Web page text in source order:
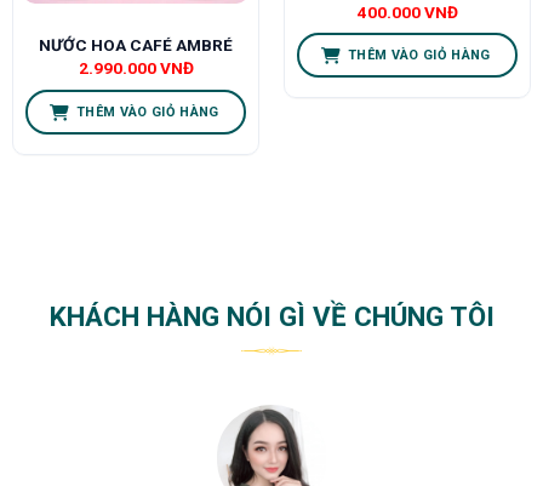
NƯỚC HOA CAFÉ AMBRÉ
2.990.000VNĐ
THÊM VÀO GIỎ HÀNG
400.000VNĐ
THÊM VÀO GIỎ HÀNG
KHÁCH HÀNG NÓI GÌ VỀ CHÚNG TÔI